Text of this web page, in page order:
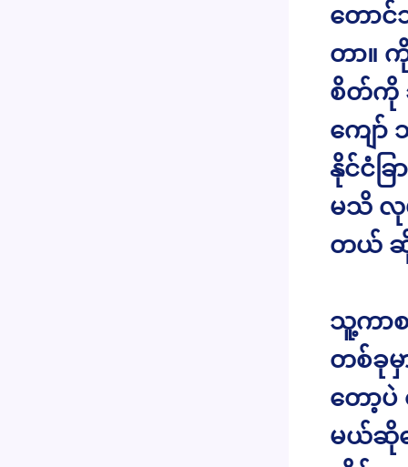
တောင်
တာ။
စိတ်ကို
ကျော်
နိုင်ငံခ
မသိ လု
တယ် ဆို
သူ့ကာစ
တစ်ခုမှ
တော့
မယ်ဆို